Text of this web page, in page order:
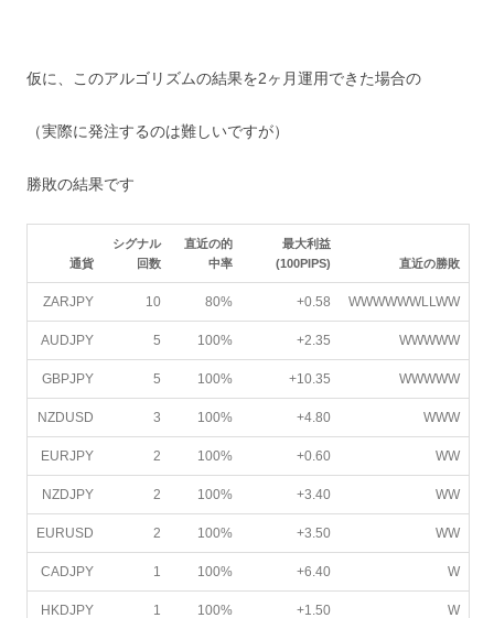
仮に、このアルゴリズムの結果を2ヶ月運用できた場合の
（実際に発注するのは難しいですが）
勝敗の結果です
通貨
シグナル
回数
直近の的
中率
最大利益
(100PIPS)
直近の勝敗
ZARJPY 10 80% +0.58 WWWWWWLLWW
AUDJPY 5 100% +2.35 WWWWW
GBPJPY 5 100% +10.35 WWWWW
NZDUSD 3 100% +4.80 WWW
EURJPY 2 100% +0.60 WW
NZDJPY 2 100% +3.40 WW
EURUSD 2 100% +3.50 WW
CADJPY 1 100% +6.40 W
HKDJPY 1 100% +1.50 W